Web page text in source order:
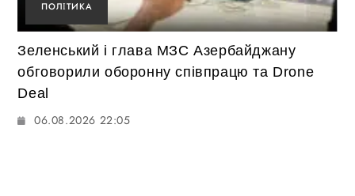
ПОЛІТИКА
Зеленський і глава МЗС Азербайджану
обговорили оборонну співпрацю та Drone
Deal
06.08.2026 22:05